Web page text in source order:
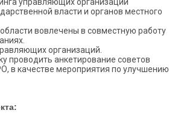
власти и органов местного
вовлечены в совместную работу
организаций.
проводить анкетирование советов
в качестве мероприятия по улучшению